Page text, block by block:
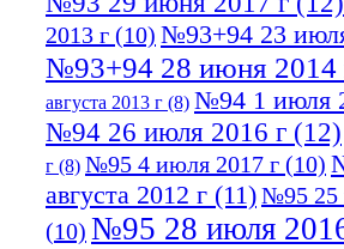
2013 г (10) №93+94 23
№93+94 28 июня 2014
августа 2013 г (8) №94 1 июля
№94 26 июля 2016 г (12)
г (8) №95 4 июля 2017 г (10)
августа 2012 г (11)№95 25
(10) №95 28 июля